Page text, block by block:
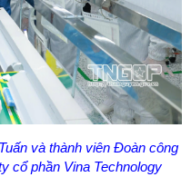
và thành viên Đoàn công
cổ phần Vina Technology